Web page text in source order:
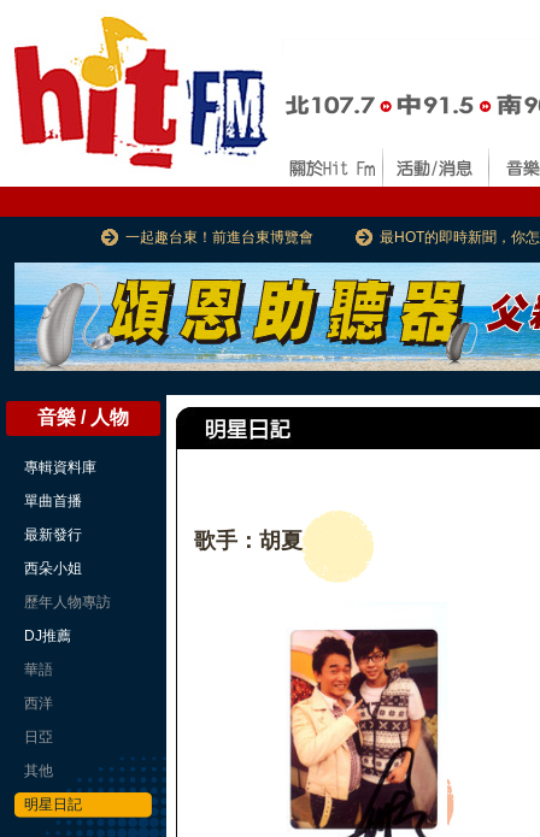
一起趣台東！前進台東博覽會 最HOT的即時新聞，你
音樂 / 人物
專輯資料庫
單曲首播
最新發行
西朵小姐
歷年人物專訪
DJ推薦
華語
西洋
日亞
其他
明星日記
歌手：胡夏